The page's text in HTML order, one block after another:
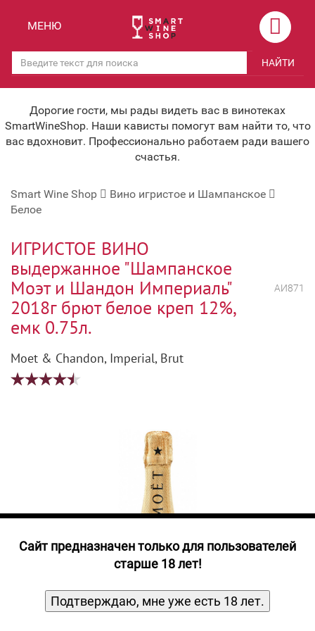
Скидки
Мероприятия
Корпоративным клиентам
Под заказ
Наша команда
关于我们
Вино крепленое
Вино игристое и Шампанское
Вино безалкогольное
Бренди, Коньяк, Арманьяк
Пиво и слабоалк. напитки
Ликер
Прочие алкогольные напитки
Ром
МЕНЮ
НАЙТИ
Дорогие гости, мы рады видеть вас в винотеках
SmartWineShop. Наши кависты помогут вам найти то, что
вас вдохновит. Профессионально работаем ради вашего
счастья.
Smart Wine Shop
Вино игристое и Шампанское
Белое
ИГРИСТОЕ ВИНО
выдержанное "Шампанское
Моэт и Шандон Империаль"
2018г брют белое креп 12%,
емк 0.75л.
АИ871
Moet & Chandon, Imperial, Brut
Cайт предназначен только для пользователей
старше 18 лет!
Подтверждаю, мне уже есть 18 лет.